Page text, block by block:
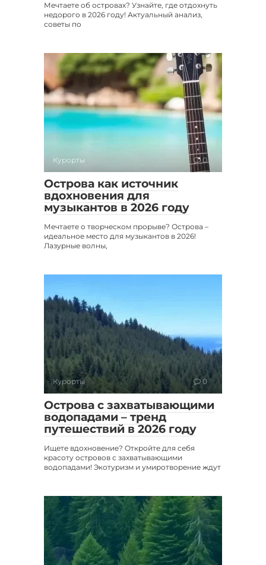
Мечтаете об островах? Узнайте, где отдохнуть
недорого в 2026 году! Актуальный анализ,
советы по
Курорты 0
Острова как источник
вдохновения для
музыкантов в 2026 году
Мечтаете о творческом прорыве? Острова –
идеальное место для музыкантов в 2026!
Лазурные волны,
Курорты 0
Острова с захватывающими
водопадами – тренд
путешествий в 2026 году
Ищете вдохновение? Откройте для себя
красоту островов с захватывающими
водопадами! Экотуризм и умиротворение ждут